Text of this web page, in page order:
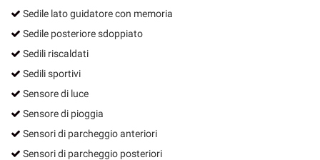
Sedile lato guidatore con memoria
Sedile posteriore sdoppiato
Sedili riscaldati
Sedili sportivi
Sensore di luce
Sensore di pioggia
Sensori di parcheggio anteriori
Sensori di parcheggio posteriori